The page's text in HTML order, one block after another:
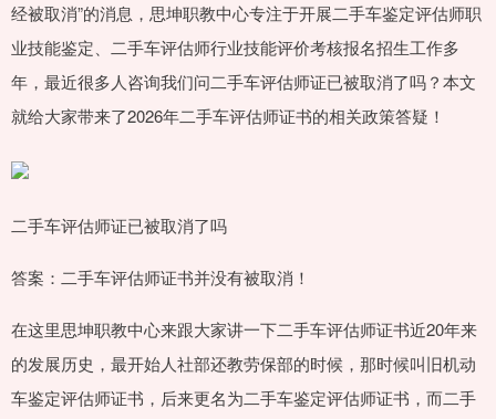
经被取消”的消息，思坤职教中心专注于开展二手车鉴定评估师职
业技能鉴定、二手车评估师行业技能评价考核报名招生工作多
年，最近很多人咨询我们问二手车评估师证已被取消了吗？本文
就给大家带来了2026年二手车评估师证书的相关政策答疑！
二手车评估师证已被取消了吗
答案：二手车评估师证书并没有被取消！
在这里思坤职教中心来跟大家讲一下二手车评估师证书近20年来
的发展历史，最开始人社部还教劳保部的时候，那时候叫旧机动
车鉴定评估师证书，后来更名为二手车鉴定评估师证书，而二手